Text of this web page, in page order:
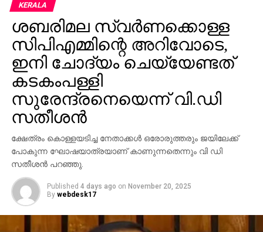
@swachhbharat
@PMOIndia
@narendramodi
pic.twitter.com/1JiBTYHfWY
— BCCI (@BCCI)September
24, 2017
UP NEXT
ബനാറസ് സര്‍വകലാശാലയിലെ
വിദ്യാര്‍ത്ഥിനികള്‍ക്ക് നേരെ പോലീസ് നടപടി;
ശബരിമല സ്വര്‍ണക്കൊള്ള
സിപിഎമ്മിന്റെ അറിവോടെ,
ഇനി ചോദ്യം ചെയ്യേണ്ടത്
കടകംപള്ളി
സുരേന്ദ്രനെയെന്ന് വി.ഡി
സതീശന്‍
ക്ഷേത്രം കൊള്ളയടിച്ച നേതാക്കള്‍ ഒരോരുത്തരും ജയിലേക്ക്
സതീശന്‍ പറഞ്ഞു.
Published 4 days ago